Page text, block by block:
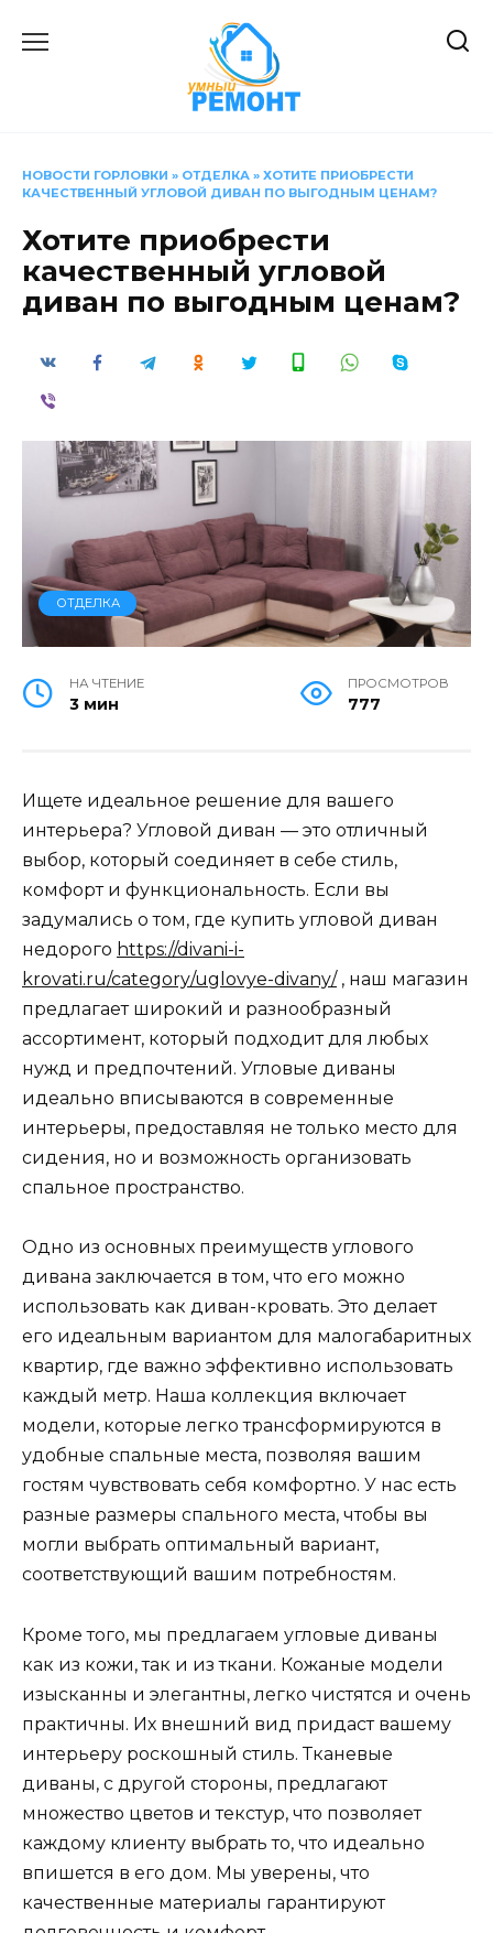
НОВОСТИ ГОРЛОВКИ » ОТДЕЛКА » ХОТИТЕ ПРИОБРЕСТИ
КАЧЕСТВЕННЫЙ УГЛОВОЙ ДИВАН ПО ВЫГОДНЫМ ЦЕНАМ?
Хотите приобрести
качественный угловой
диван по выгодным ценам?
ОТДЕЛКА
НА ЧТЕНИЕ
3 мин
ПРОСМОТРОВ
777
Ищете идеальное решение для вашего
интерьера? Угловой диван — это отличный
выбор, который соединяет в себе стиль,
комфорт и функциональность. Если вы
задумались о том, где купить угловой диван
недорого https://divani-i-
krovati.ru/category/uglovye-divany/, наш магазин
предлагает широкий и разнообразный
ассортимент, который подходит для любых
нужд и предпочтений. Угловые диваны
идеально вписываются в современные
интерьеры, предоставляя не только место для
сидения, но и возможность организовать
спальное пространство.
Одно из основных преимуществ углового
дивана заключается в том, что его можно
использовать как диван-кровать. Это делает
его идеальным вариантом для малогабаритных
квартир, где важно эффективно использовать
каждый метр. Наша коллекция включает
модели, которые легко трансформируются в
удобные спальные места, позволяя вашим
гостям чувствовать себя комфортно. У нас есть
разные размеры спального места, чтобы вы
могли выбрать оптимальный вариант,
соответствующий вашим потребностям.
Кроме того, мы предлагаем угловые диваны
как из кожи, так и из ткани. Кожаные модели
изысканны и элегантны, легко чистятся и очень
практичны. Их внешний вид придаст вашему
интерьеру роскошный стиль. Тканевые
диваны, с другой стороны, предлагают
множество цветов и текстур, что позволяет
каждому клиенту выбрать то, что идеально
впишется в его дом. Мы уверены, что
качественные материалы гарантируют